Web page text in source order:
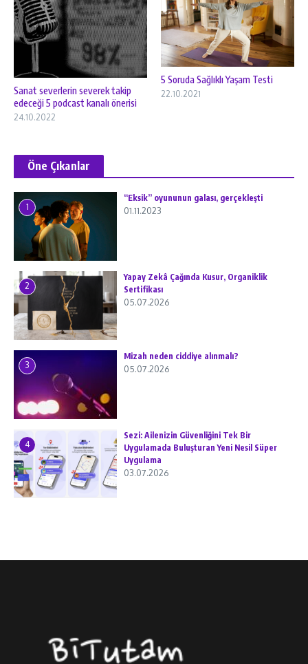
Sanat severlerin severek takip
edeceği 5 podcast kanalı önerisi
24.10.2022
5 Soruda Sağlıklı Yaşam Testi
22.10.2021
Öne Çıkanlar
1
“Eksik” oyununun galası, gerçekleşti
01.11.2023
2
Yapay Zekâ Çağında Kusur, Organiklik
Sertifikası
05.07.2026
3
Mizah neden ciddiye alınmalı?
05.07.2026
4
Sezi: Ailenizin Güvenliğini Tek Bir
Uygulamada Buluşturan Yeni Nesil Süper
Uygulama
03.07.2026